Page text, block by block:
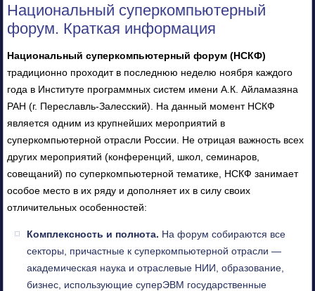
Национальный суперкомпьютерный
форум. Краткая информация
Национальный суперкомпьютерный форум (НСКФ)
традиционно проходит в последнюю неделю ноября каждого
года в Институте программных систем имени А.К. Айламазяна
РАН (г. Переславль-Залесский). На данный момент НСКФ
является одним из крупнейших мероприятий в
суперкомпьютерной отрасли России. Не отрицая важность всех
других мероприятий (конференций, школ, семинаров,
совещаний) по суперкомпьютерной тематике, НСКФ занимает
особое место в их ряду и дополняет их в силу своих
отличительных особенностей:
Комплексность и полнота. На форум собираются все
секторы, причастные к суперкомпьютерной отрасли —
академическая наука и отраслевые НИИ, образование,
бизнес, использующие суперЭВМ государственные